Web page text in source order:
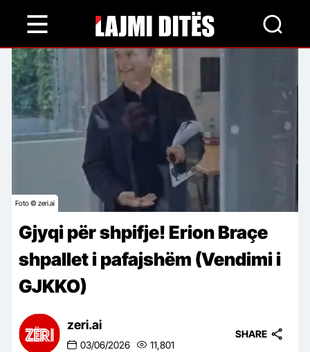
content
Foto © zeri.ai
Gjyqi për shpifje! Erion Braçe
shpallet i pafajshëm (Vendimi i
GJKKO)
zeri.ai
03/06/2026 11,801
SHARE